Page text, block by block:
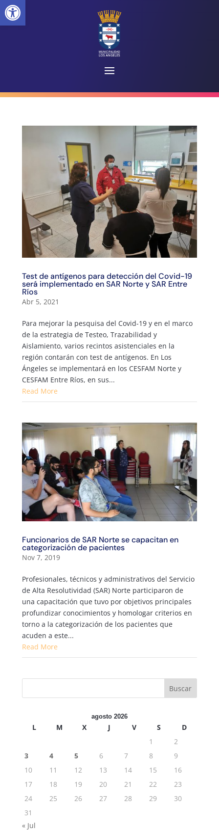
Test de antígenos para detección del Covid-19
será implementado en SAR Norte y SAR Entre
Ríos
Abr 5, 2021
Para mejorar la pesquisa del Covid-19 y en el marco
de la estrategia de Testeo, Trazabilidad y
Aislamiento, varios recintos asistenciales en la
región contarán con test de antígenos. En Los
Ángeles se implementará en los CESFAM Norte y
CESFAM Entre Ríos, en sus...
Read More
Funcionarios de SAR Norte se capacitan en
categorización de pacientes
Nov 7, 2019
Profesionales, técnicos y administrativos del Servicio
de Alta Resolutividad (SAR) Norte participaron de
una capacitación que tuvo por objetivos principales
profundizar conocimientos y homologar criterios en
torno a la categorización de los pacientes que
acuden a este...
Read More
agosto 2026
L M X J V S
D
1
2
3
4 5 6 7 8
9
10
11 12 13 14 15
16
17
18 19 20 21 22
23
24
25 26 27 28 29
30
31
« Jul